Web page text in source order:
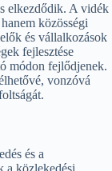
elkezdődik. A vidék
közösségi
és vállalkozások
fejlesztése
módon fejlődjenek.
vonzóvá
és a